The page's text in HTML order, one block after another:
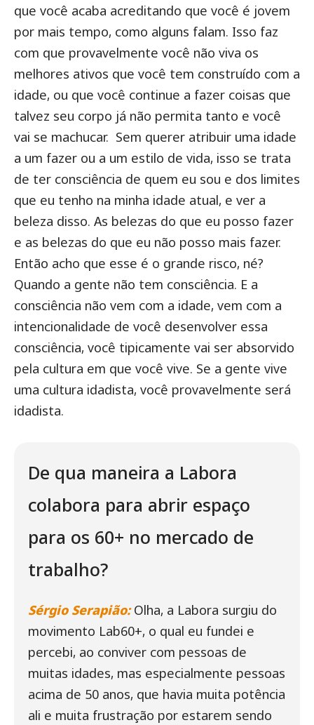
que você acaba acreditando que você é jovem
por mais tempo, como alguns falam. Isso faz
com que provavelmente você não viva os
melhores ativos que você tem construído com a
idade, ou que você continue a fazer coisas que
talvez seu corpo já não permita tanto e você
vai se machucar. Sem querer atribuir uma idade
a um fazer ou a um estilo de vida, isso se trata
de ter consciência de quem eu sou e dos limites
que eu tenho na minha idade atual, e ver a
beleza disso. As belezas do que eu posso fazer
e as belezas do que eu não posso mais fazer.
Então acho que esse é o grande risco, né?
Quando a gente não tem consciência. E a
consciência não vem com a idade, vem com a
intencionalidade de você desenvolver essa
consciência, você tipicamente vai ser absorvido
pela cultura em que você vive. Se a gente vive
uma cultura idadista, você provavelmente será
idadista.
De qua maneira a Labora
colabora para abrir espaço
para os 60+ no mercado de
trabalho?
Sérgio Serapião:Olha, a Labora surgiu do
movimento Lab60+, o qual eu fundei e
percebi, ao conviver com pessoas de
muitas idades, mas especialmente pessoas
acima de 50 anos, que havia muita potência
ali e muita frustração por estarem sendo